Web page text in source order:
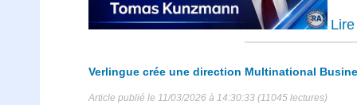
Verlingue crée une direction Multinational
Article publié le 11/03/2026 à 14:30:33 (11045 lectures)